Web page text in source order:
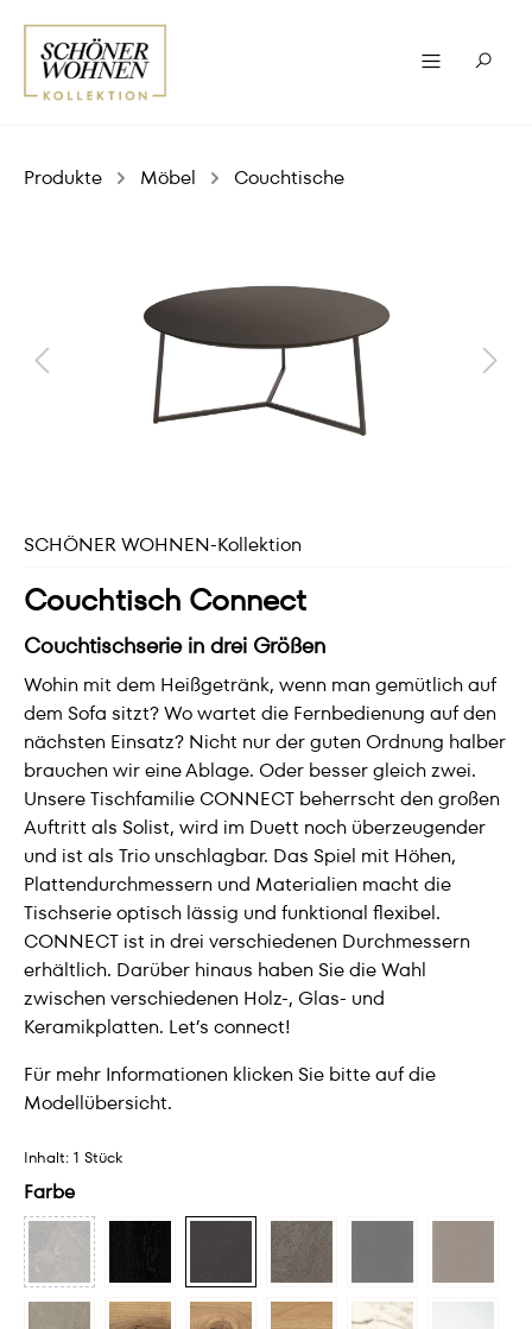
Produkte Möbel Couchtische
SCHÖNER WOHNEN-Kollektion
Couchtisch Connect
Couchtischserie in drei Größen
Wohin mit dem Heißgetränk, wenn man gemütlich auf
dem Sofa sitzt? Wo wartet die Fernbedienung auf den
nächsten Einsatz? Nicht nur der guten Ordnung halber
brauchen wir eine Ablage. Oder besser gleich zwei.
Unsere Tischfamilie CONNECT beherrscht den großen
Auftritt als Solist, wird im Duett noch überzeugender
und ist als Trio unschlagbar. Das Spiel mit Höhen,
Plattendurchmessern und Materialien macht die
Tischserie optisch lässig und funktional flexibel.
CONNECT ist in drei verschiedenen Durchmessern
erhältlich. Darüber hinaus haben Sie die Wahl
zwischen verschiedenen Holz-, Glas- und
Keramikplatten. Let’s connect!
Für mehr Informationen klicken Sie bitte auf die
Modellübersicht.
Inhalt: 1 Stück
Farbe